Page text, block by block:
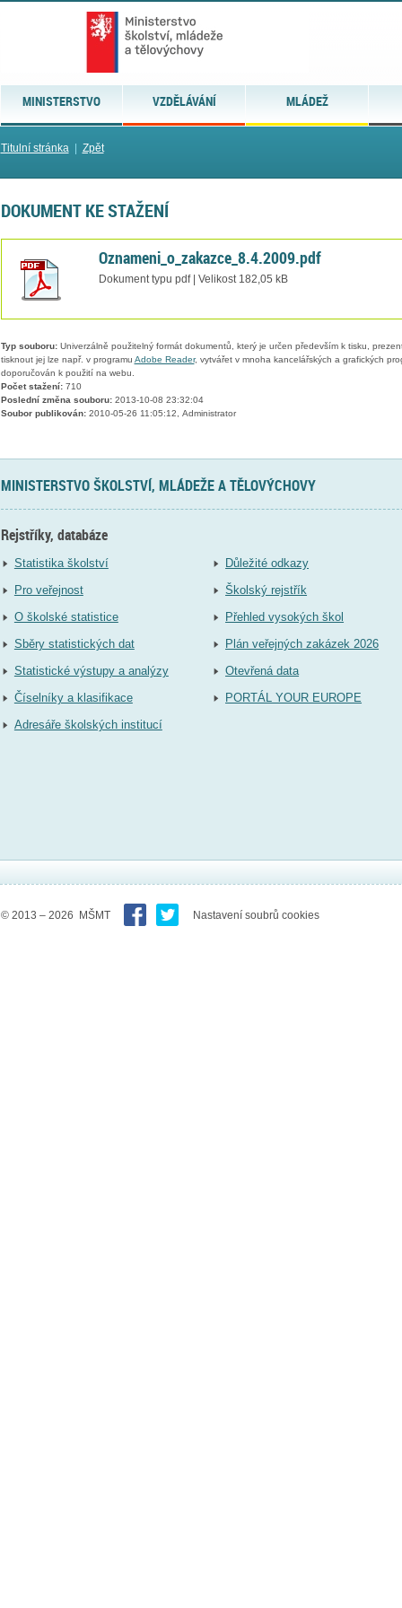
MINISTERSTVO VZDĚLÁVÁNÍ MLÁDEŽ
Titulní stránka| Zpět
DOKUMENT KE STAŽENÍ
Oznameni_o_zakazce_8.4.2009.pdf
Dokument typu pdf | Velikost 182,05 kB
Typ souboru:Univerzálně použitelný formát dokumentů, který je určen především k tisku,
tisknout jej lze např. v programu Adobe Reader, vytvářet v mnoha kancelářských a grafických
doporučován k použití na webu.
Počet stažení:710
Poslední změna souboru:2013-10-08 23:32:04
Soubor publikován:2010-05-26 11:05:12, Administrator
MINISTERSTVO ŠKOLSTVÍ, MLÁDEŽE A TĚLOVÝCHOVY
Rejstříky, databáze
Statistika školství
Pro veřejnost
O školské statistice
Sběry statistických dat
Statistické výstupy a analýzy
Číselníky a klasifikace
Adresáře školských institucí
Důležité odkazy
Školský rejstřík
Přehled vysokých škol
Plán veřejných zakázek 2026
Otevřená data
PORTÁL YOUR EUROPE
© 2013 – 2026 MŠMT Nastavení soubrů cookies